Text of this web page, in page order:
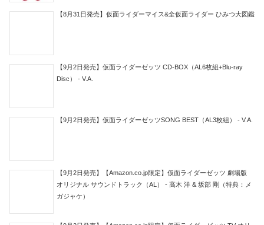
【8月31日発売】仮面ライダーマイス&全仮面ライダー ひみつ大図鑑
【9月2日発売】仮面ライダーゼッツ CD-BOX（AL6枚組+Blu-ray
Disc） - V.A.
【9月2日発売】仮面ライダーゼッツSONG BEST（AL3枚組） - V.A.
【9月2日発売】【Amazon.co.jp限定】仮面ライダーゼッツ 劇場版
オリジナル サウンドトラック（AL） - 高木 洋 & 坂部 剛（特典：メ
ガジャケ）